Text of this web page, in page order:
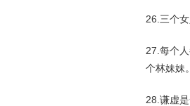
26.三个
27.每个
个林妹妹
28.谦虚